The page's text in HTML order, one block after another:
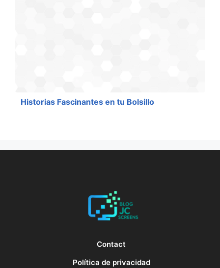
Historias Fascinantes en tu Bolsillo
Contact
Política de privacidad